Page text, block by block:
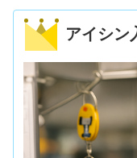
アイシン